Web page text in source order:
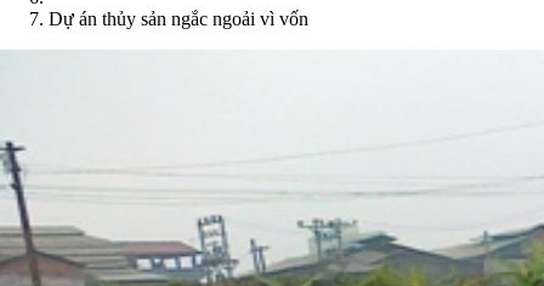
Dự án thủy sản ngắc ngoải vì vốn